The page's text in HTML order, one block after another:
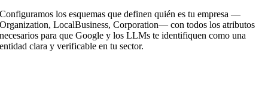
Configuramos los esquemas que definen quién es tu empresa —
Organization, LocalBusiness, Corporation— con todos los atributos
necesarios para que Google y los LLMs te identifiquen como una
entidad clara y verificable en tu sector.